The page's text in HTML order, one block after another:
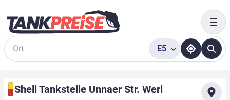
Suche
E5
Shell Tankstelle Unnaer Str. Werl